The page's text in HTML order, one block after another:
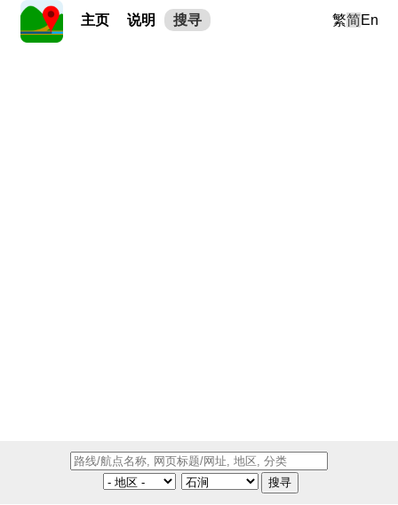
主页 说明 搜寻 繁简En
搜寻